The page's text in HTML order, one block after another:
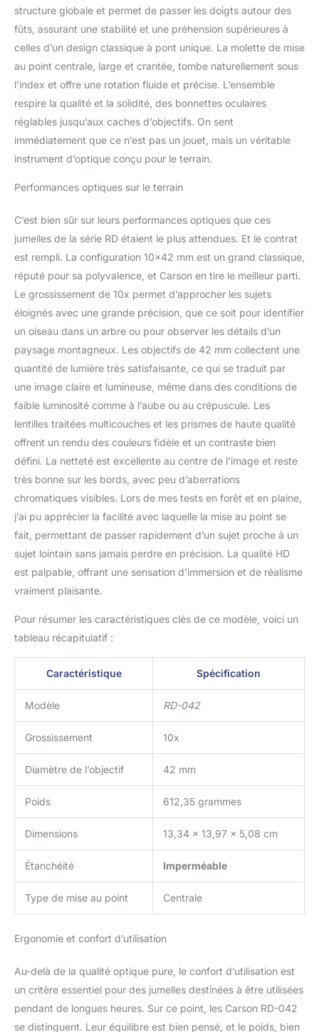
jumelles sont équipées
d’œilletons extra longues
et basculantes | Peut
être montées sur un
trépied Champ de vision
(sur 1 000 m) : 97,5 m |
Dégagement oculaire : 16
mm | Distance minimum
de mise au point
rapprochée : 3,0 m |
Poids : 594 g |
14,2 cm Compris dans la
protecteur rigide, une
lanière de cou, une
bandoulière et un chiffon
nettoyant pour les
lentilles
structure globale et permet de passer les doigts autour des
fûts, assurant une stabilité et une préhension supérieures à
celles d’un design classique à pont unique. La molette de mise
au point centrale, large et crantée, tombe naturellement sous
l’index et offre une rotation fluide et précise. L’ensemble
respire la qualité et la solidité, des bonnettes oculaires
réglables jusqu’aux caches d’objectifs. On sent
immédiatement que ce n’est pas un jouet, mais un véritable
instrument d’optique conçu pour le terrain.
Performances optiques sur le terrain
C’est bien sûr sur leurs performances optiques que ces
jumelles de la série RD étaient le plus attendues. Et le contrat
est rempli. La configuration 10×42 mm est un grand classique,
réputé pour sa polyvalence, et Carson en tire le meilleur parti.
Le grossissement de 10x permet d’approcher les sujets
éloignés avec une grande précision, que ce soit pour identifier
un oiseau dans un arbre ou pour observer les détails d’un
paysage montagneux. Les objectifs de 42 mm collectent une
quantité de lumière très satisfaisante, ce qui se traduit par
une image claire et lumineuse, même dans des conditions de
faible luminosité comme à l’aube ou au crépuscule. Les
lentilles traitées multicouches et les prismes de haute qualité
offrent un rendu des couleurs fidèle et un contraste bien
défini. La netteté est excellente au centre de l’image et reste
très bonne sur les bords, avec peu d’aberrations
chromatiques visibles. Lors de mes tests en forêt et en plaine,
j’ai pu apprécier la facilité avec laquelle la mise au point se
fait, permettant de passer rapidement d’un sujet proche à un
sujet lointain sans jamais perdre en précision. La qualité HD
est palpable, offrant une sensation d’immersion et de réalisme
vraiment plaisante.
Pour résumer les caractéristiques clés de ce modèle, voici un
tableau récapitulatif :
Caractéristique Spécification
Modèle RD-042
Grossissement 10x
Diamètre de l’objectif 42 mm
Poids 612,35 grammes
Dimensions 13,34 x 13,97 x 5,08 cm
Étanchéité Imperméable
Type de mise au point Centrale
Ergonomie et confort d’utilisation
Au-delà de la qualité optique pure, le confort d’utilisation est
un critère essentiel pour des jumelles destinées à être utilisées
pendant de longues heures. Sur ce point, les Carson RD-042
se distinguent. Leur équilibre est bien pensé, et le poids, bien